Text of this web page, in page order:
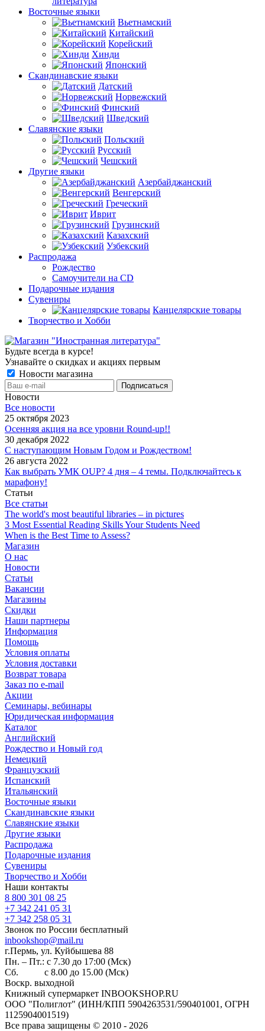
Восточные языки
Вьетнамский
Китайский
Корейский
Хинди
Японский
Скандинавские языки
Датский
Норвежский
Финский
Шведский
Славянские языки
Польский
Русский
Чешский
Другие языки
Азербайджанский
Венгерский
Греческий
Иврит
Грузинский
Казахский
Узбекский
Распродажа
Рождество
Самоучители на CD
Подарочные издания
Сувениры
Канцелярские товары
Творчество и Хобби
Будьте всегда в курсе!
Узнавайте о скидках и акциях первым
Новости магазина
Новости
Все новости
25 октября 2023
Осенняя акция на все уровни Round-up!!
30 декабря 2022
С наступающим Новым Годом и Рождеством!
26 августа 2022
Как выбрать УМК OUP? 4 дня – 4 темы. Подключайтесь к
марафону!
Статьи
Все статьи
The world's most beautiful libraries – in pictures
3 Most Essential Reading Skills Your Students Need
When is the Best Time to Assess?
Магазин
О нас
Новости
Статьи
Вакансии
Магазины
Скидки
Наши партнеры
Информация
Помощь
Условия оплаты
Условия доставки
Возврат товара
Заказ по e-mail
Акции
Семинары, вебинары
Юридическая информация
Каталог
Английский
Рождество и Новый год
Немецкий
Французский
Испанский
Итальянский
Восточные языки
Скандинавские языки
Славянские языки
Другие языки
Распродажа
Подарочные издания
Сувениры
Творчество и Хобби
Наши контакты
8 800 301 08 25
+7 342 241 05 31
+7 342 258 05 31
Звонок по России бесплатный
inbookshop@mail.ru
г.Пермь, ул. Куйбышева 88
Пн. – Пт.: с 7.30 до 17:00 (Мск)
Сб. с 8.00 до 15.00 (Мск)
Воскр. выходной
Книжный супермаркет INBOOKSHOP.RU
ООО "Полиглот" (ИНН/КПП 5904263531/590401001, ОГРН
1125904001519)
Все права защищены © 2010 - 2026